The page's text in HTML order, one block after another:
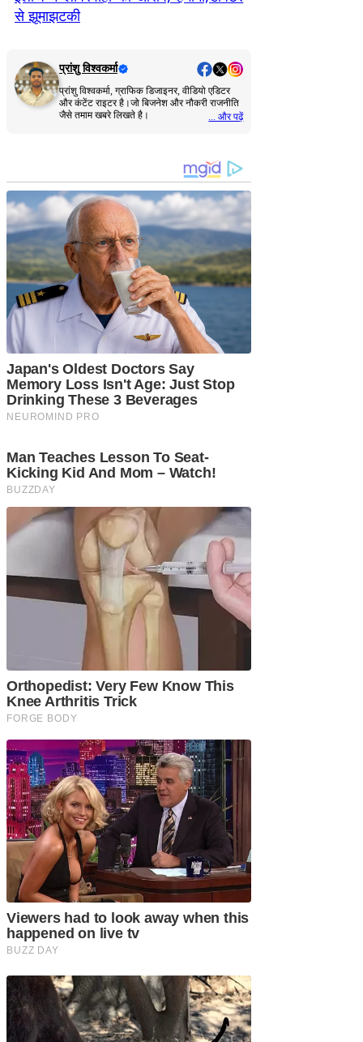
से झूमाझटकी
प्रांशु विश्वकर्मा
प्रांशु विश्वकर्मा, ग्राफिक डिजाइनर, वीडियो एडिटर
और कंटेंट राइटर है।जो बिजनेश और नौकरी राजनीति
जैसे तमाम खबरे लिखते है।
... और पढ़ें